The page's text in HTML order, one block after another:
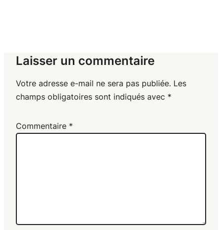
Laisser un commentaire
Votre adresse e-mail ne sera pas publiée. Les
champs obligatoires sont indiqués avec *
Commentaire *